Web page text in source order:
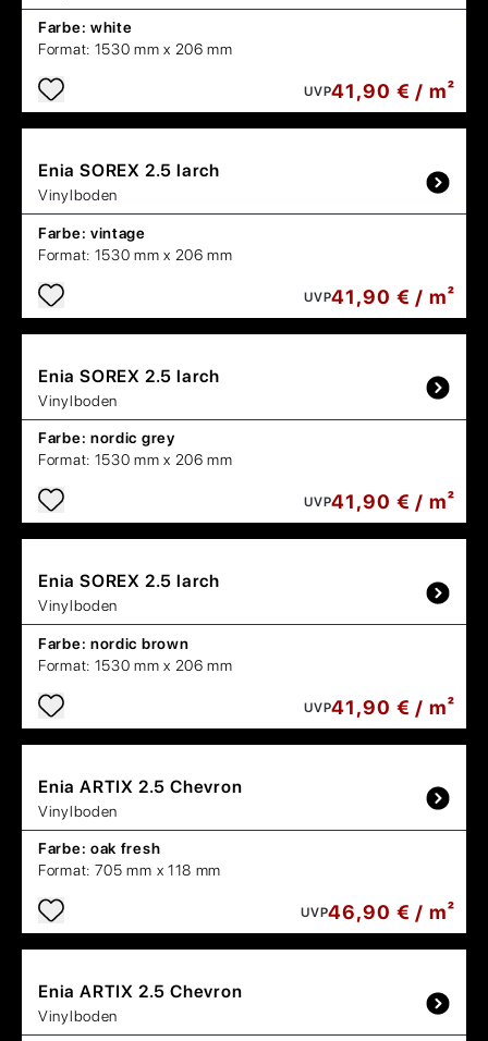
Farbe: white
Format: 1530 mm x 206 mm
UVP41,90 € / m²
Enia SOREX 2.5 larch
Vinylboden
Farbe: vintage
Format: 1530 mm x 206 mm
UVP41,90 € / m²
Enia SOREX 2.5 larch
Vinylboden
Farbe: nordic grey
Format: 1530 mm x 206 mm
UVP41,90 € / m²
Enia SOREX 2.5 larch
Vinylboden
Farbe: nordic brown
Format: 1530 mm x 206 mm
UVP41,90 € / m²
Enia ARTIX 2.5 Chevron
Vinylboden
Farbe: oak fresh
Format: 705 mm x 118 mm
UVP46,90 € / m²
Enia ARTIX 2.5 Chevron
Vinylboden